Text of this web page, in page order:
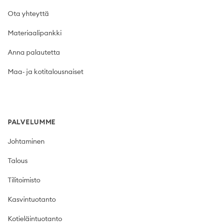
Ota yhteyttä
Materiaalipankki
Anna palautetta
Maa- ja kotitalousnaiset
PALVELUMME
Johtaminen
Talous
Tilitoimisto
Kasvintuotanto
Kotieläintuotanto